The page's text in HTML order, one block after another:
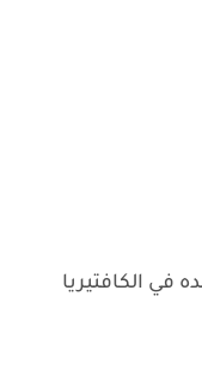
في الكافتيريا